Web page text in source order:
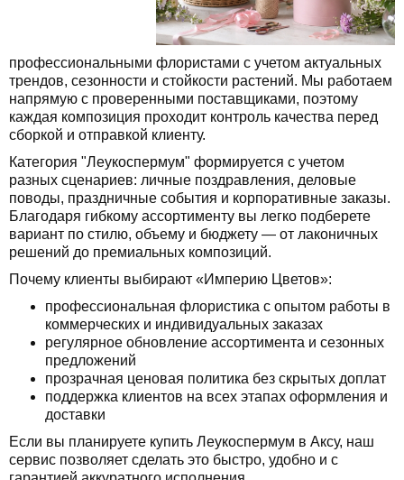
профессиональными флористами с учетом актуальных
трендов, сезонности и стойкости растений. Мы работаем
напрямую с проверенными поставщиками, поэтому
каждая композиция проходит контроль качества перед
сборкой и отправкой клиенту.
Категория "Леукоспермум" формируется с учетом
разных сценариев: личные поздравления, деловые
поводы, праздничные события и корпоративные заказы.
Благодаря гибкому ассортименту вы легко подберете
вариант по стилю, объему и бюджету — от лаконичных
решений до премиальных композиций.
Почему клиенты выбирают «Империю Цветов»:
профессиональная флористика с опытом работы в
коммерческих и индивидуальных заказах
регулярное обновление ассортимента и сезонных
предложений
прозрачная ценовая политика без скрытых доплат
поддержка клиентов на всех этапах оформления и
доставки
Если вы планируете купить Леукоспермум в Аксу, наш
сервис позволяет сделать это быстро, удобно и с